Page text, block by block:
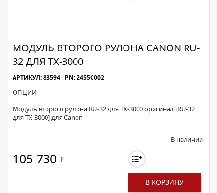
МОДУЛЬ ВТОРОГО РУЛОНА CANON RU-
32 ДЛЯ TX-3000
АРТИКУЛ: 83594 PN: 2455C002
ОПЦИИ
Модуль второго рулона RU-32 для TX-3000 оригинал [RU-32
для TX-3000] для Canon
В наличии
105 730 Р
В КОРЗИНУ